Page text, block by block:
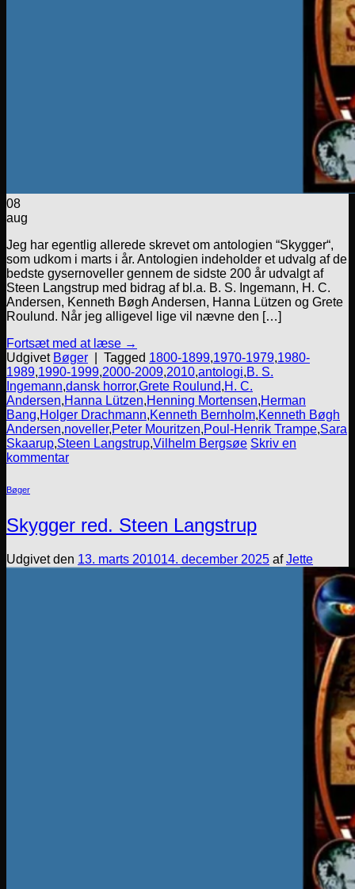
08
aug
Jeg har egentlig allerede skrevet om antologien “Skygger“,
som udkom i marts i år. Antologien indeholder et udvalg af de
bedste gysernoveller gennem de sidste 200 år udvalgt af
Steen Langstrup med bidrag af bl.a. B. S. Ingemann, H. C.
Andersen, Kenneth Bøgh Andersen, Hanna Lützen og Grete
Roulund. Når jeg alligevel lige vil nævne den […]
Fortsæt med at læse →
Udgivet Bøger Tagged 1800-1899,1970-1979,1980-
1989,1990-1999,2000-2009,2010,antologi,B. S.
Ingemann,dansk horror,Grete Roulund,H. C.
Andersen,Hanna Lützen,Henning Mortensen,Herman
Bang,Holger Drachmann,Kenneth Bernholm,Kenneth Bøgh
Andersen,noveller,Peter Mouritzen,Poul-Henrik Trampe,Sara
Skaarup,Steen Langstrup,Vilhelm Bergsøe Skriv en
kommentar
Bøger
Skygger red. Steen Langstrup
Udgivet den 13. marts 201014. december 2025 afJette